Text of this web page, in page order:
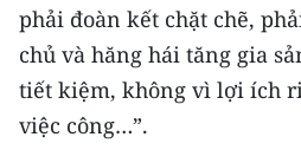
Media Kinh tế
Media Văn hóa
Media Xã hội
phải đoàn kết chặt chẽ,
chủ và hăng hái tăng gia
tiết kiệm, không vì lợi ích
việc công…”.